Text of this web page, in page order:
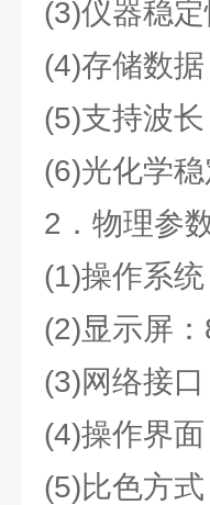
(3)仪器稳
(4)存储数
(5)支持波
(6)光化学
2．物理参
(1)操作系
(2)显示屏
(3)网络接
(4)操作界
(5)比色方